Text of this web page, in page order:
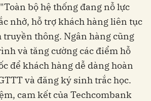
bộ hệ thống đang nỗ lực
nhở, hỗ trợ khách hàng liên tục
thông. Ngân hàng cũng
và tăng cường các điểm hỗ
để khách hàng dễ dàng hoàn
và đăng ký sinh trắc học.
cam kết của Techcombank